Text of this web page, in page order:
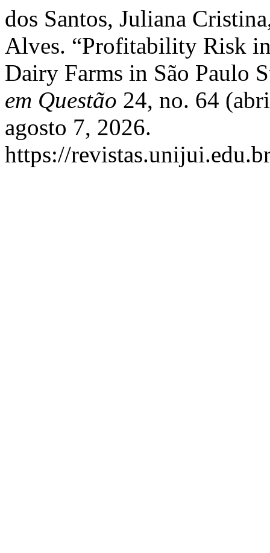
dos Santos, Juliana
Alves. “Profitability Risk
Dairy Farms in São Paulo
em Questão 24, no. 64
agosto 7, 2026.
https://